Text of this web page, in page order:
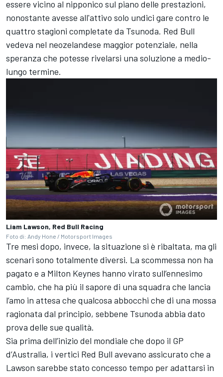
essere vicino al nipponico sul piano delle prestazioni,
nonostante avesse all'attivo solo undici gare contro le
quattro stagioni completate da Tsunoda. Red Bull
vedeva nel neozelandese maggior potenziale, nella
speranza che potesse rivelarsi una soluzione a medio-
lungo termine.
Liam Lawson, Red Bull Racing
Foto di: Andy Hone / Motorsport Images
Tre mesi dopo, invece, la situazione si è ribaltata, ma gli
scenari sono totalmente diversi. La scommessa non ha
pagato e a Milton Keynes hanno virato sull’ennesimo
cambio, che ha più il sapore di una squadra che lancia
l’amo in attesa che qualcosa abbocchi che di una mossa
ragionata dal principio, sebbene Tsunoda abbia dato
prova delle sue qualità.
Sia prima dell’inizio del mondiale che dopo il GP
d’Australia, i vertici Red Bull avevano assicurato che a
Lawson sarebbe stato concesso tempo per adattarsi in